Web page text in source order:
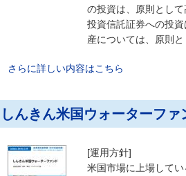
の投資は、原則とし
投資信託証券への投
産については、原則
さらに詳しい内容はこちら
しんきん米国ウォーターファ
[運用方針]
米国市場に上場して